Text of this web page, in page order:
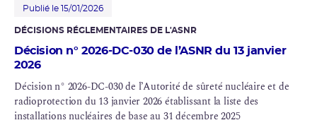
Publié le 15/01/2026
DÉCISIONS RÉGLEMENTAIRES DE L'ASNR
Décision n° 2026-DC-030 de l’ASNR du 13 janvier
2026
Décision n° 2026-DC-030 de l’Autorité de sûreté nucléaire et de
radioprotection du 13 janvier 2026 établissant la liste des
installations nucléaires de base au 31 décembre 2025